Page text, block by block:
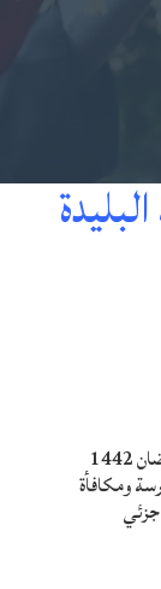
المرسوم التنفيذي رقم 21-144 المؤرخ في 05 رمضان 1442
ممارسة ومكافأة